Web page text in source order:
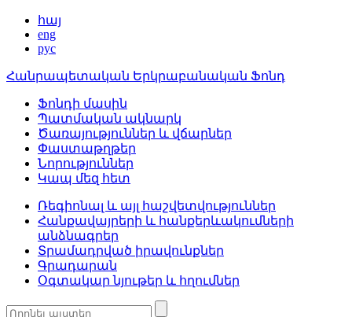
հայ
eng
рус
Հանրապետական Երկրաբանական Ֆոնդ
Ֆոնդի մասին
Պատմական ակնարկ
Ծառայություններ և վճարներ
Փաստաթղթեր
Նորություններ
Կապ մեզ հետ
Ռեգիոնալ և այլ հաշվետվություններ
Հանքավայրերի և հանքերևակումների
անձնագրեր
Տրամադրված իրավունքներ
Գրադարան
Օգտակար նյութեր և հղումներ